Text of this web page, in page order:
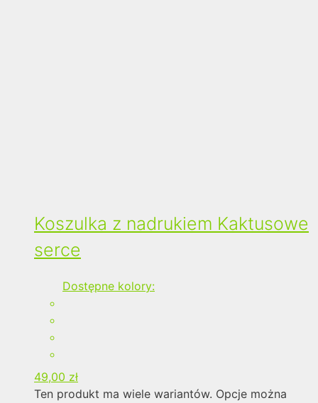
Koszulka z nadrukiem Kaktusowe
serce
Dostępne kolory:
49,00 zł
Ten produkt ma wiele wariantów. Opcje można